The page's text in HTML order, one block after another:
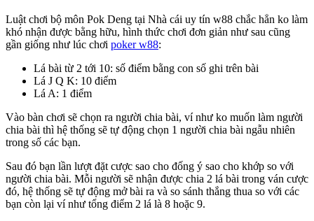
Luật chơi bộ môn Pok Deng tại Nhà cái uy tín w88 chắc hẳn ko làm
khó nhận được bằng hữu, hình thức chơi đơn giản như sau cũng
gần giống như lúc chơi poker w88:
Lá bài từ 2 tới 10: số điểm bằng con số ghi trên bài
Lá J Q K: 10 điểm
Lá A: 1 điểm
Vào bàn chơi sẽ chọn ra người chia bài, ví như ko muốn làm người
chia bài thì hệ thống sẽ tự động chọn 1 người chia bài ngẫu nhiên
trong số các bạn.
Sau đó bạn lần lượt đặt cược sao cho đống ý sao cho khớp so với
người chia bài. Mỗi người sẽ nhận được chia 2 lá bài trong ván cược
đó, hệ thống sẽ tự động mở bài ra và so sánh thắng thua so với các
bạn còn lại ví như tổng điểm 2 lá là 8 hoặc 9.